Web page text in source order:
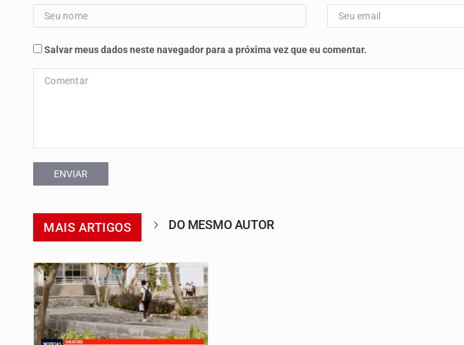
Salvar meus dados neste navegador para a próxima vez que eu comentar.
ENVIAR
MAIS ARTIGOS DO MESMO AUTOR